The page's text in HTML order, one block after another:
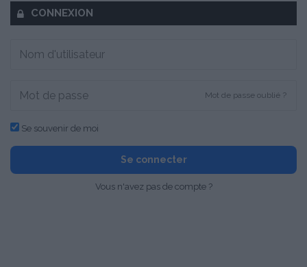
CONNEXION
Mot de passe oublié ?
Se souvenir de moi
Se connecter
Vous n'avez pas de compte ?